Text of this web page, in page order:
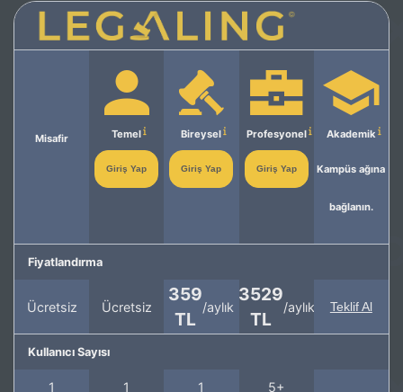
Misafir Temel
Giriş Yap
Bireysel
Giriş Yap
Profesyonel
Giriş Yap
Akademik
Kampüs ağına
bağlanın.
Fiyatlandırma
Ücretsiz Ücretsiz
359
TL
/aylık
3529
TL
/aylık Teklif Al
Kullanıcı Sayısı
1
1
1
5+